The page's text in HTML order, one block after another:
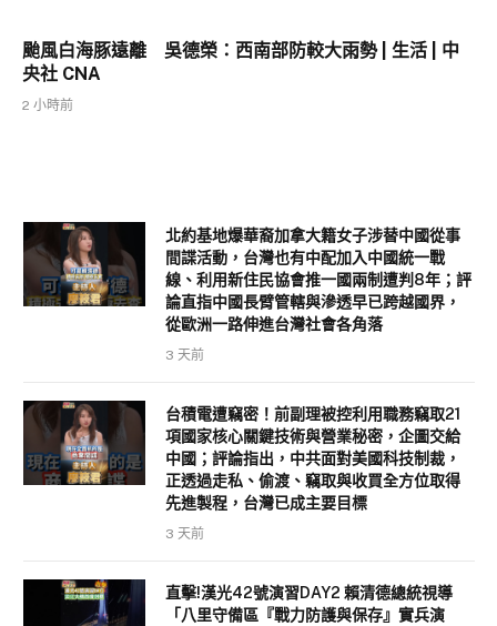
颱風白海豚遠離 吳德榮：西南部防較大雨勢 | 生活 | 中
央社 CNA
2 小時前
北約基地爆華裔加拿大籍女子涉替中國從事
間諜活動，台灣也有中配加入中國統一戰
線、利用新住民協會推一國兩制遭判8年；評
論直指中國長臂管轄與滲透早已跨越國界，
從歐洲一路伸進台灣社會各角落
3 天前
台積電遭竊密！前副理被控利用職務竊取21
項國家核心關鍵技術與營業秘密，企圖交給
中國；評論指出，中共面對美國科技制裁，
正透過走私、偷渡、竊取與收買全方位取得
先進製程，台灣已成主要目標
3 天前
直擊!漢光42號演習DAY2 賴清德總統視導
「八里守備區『戰力防護與保存』實兵演